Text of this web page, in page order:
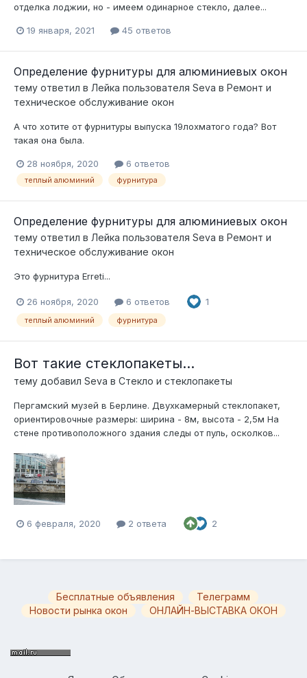
отделка лоджии, но - имеем одинарное стекло, далее...
19 января, 2021 45 ответов
Определение фурнитуры для алюминиевых окон
тему ответил в Лейка пользователя Seva в Ремонт и
техническое обслуживание окон
А что хотите от фурнитуры выпуска 19лохматого года? Вот
такая она была.
28 ноября, 2020 6 ответов
теплый алюминий фурнитура
Определение фурнитуры для алюминиевых окон
тему ответил в Лейка пользователя Seva в Ремонт и
техническое обслуживание окон
Это фурнитура Erreti...
26 ноября, 2020 6 ответов 1
теплый алюминий фурнитура
Вот такие стеклопакеты...
тему добавил Seva в Стекло и стеклопакеты
Пергамский музей в Берлине. Двухкамерный стеклопакет,
ориентировочные размеры: ширина - 8м, высота - 2,5м На
стене противоположного здания следы от пуль, осколков...
6 февраля, 2020 2 ответа 2
Бесплатные объявления
Телеграмм
Новости рынка окон
ОНЛАЙН-ВЫСТАВКА ОКОН